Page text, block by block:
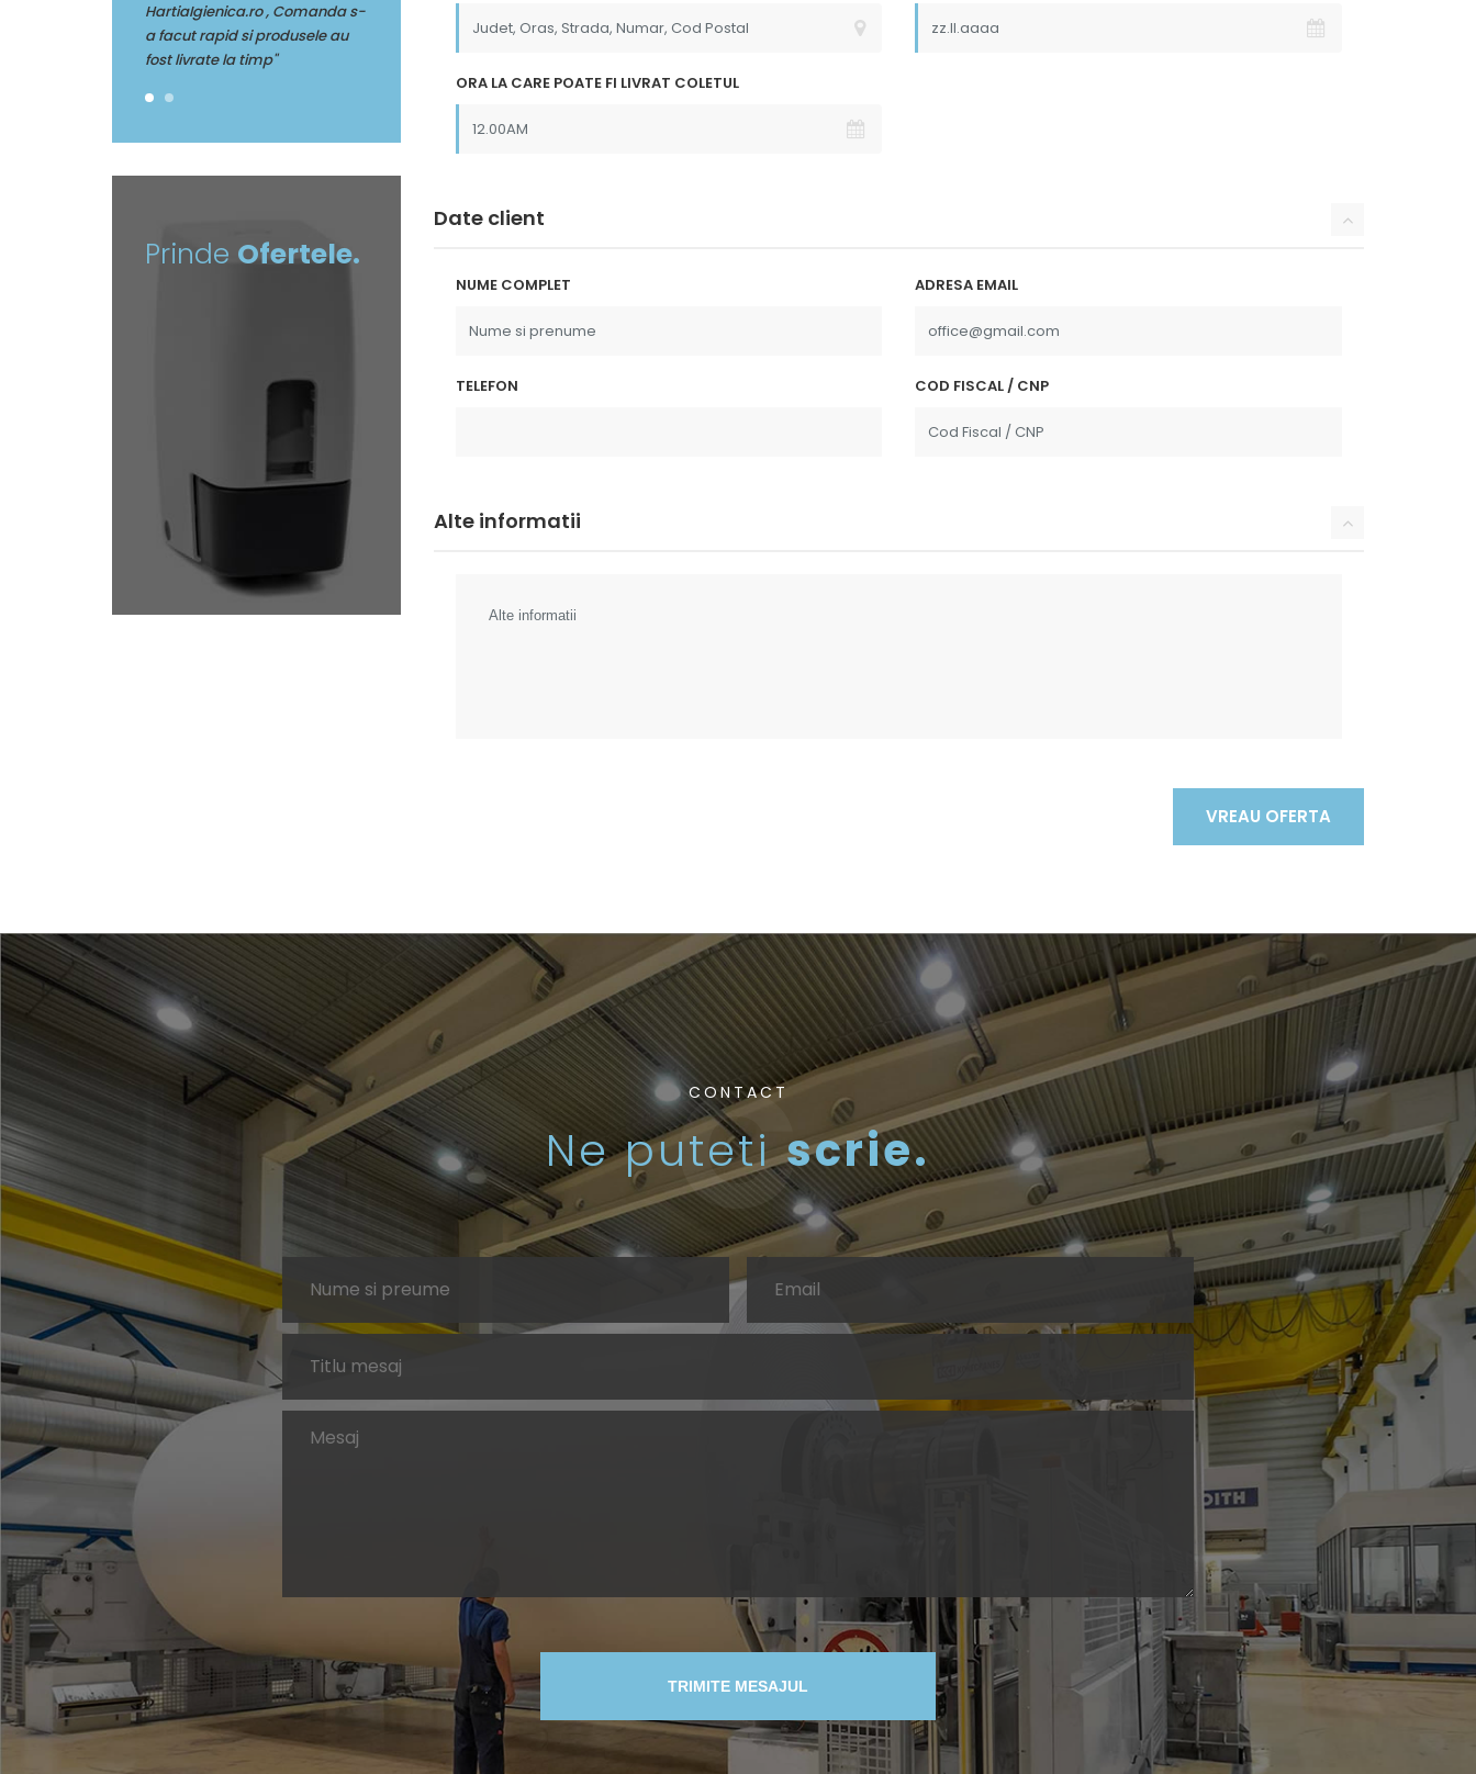
pentru profesionalism"
a facut rapid si produsele au
fost livrate la timp"
Prinde Ofertele.
ORA LA CARE POATE FI LIVRAT COLETUL
Date client
NUME COMPLET ADRESA EMAIL
TELEFON COD FISCAL / CNP
Alte informatii
CONTACT
Ne putetiscrie.
TRIMITE MESAJUL